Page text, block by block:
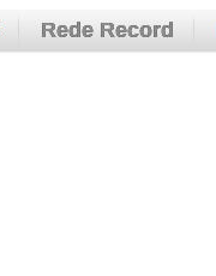
Rede Record